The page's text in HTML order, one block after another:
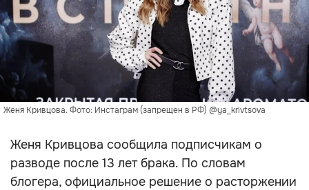
Женя Кривцова. Фото: Инстаграм (запрещен в РФ) @ya_krivtsova
Женя Кривцова сообщила подписчикам о
разводе после 13 лет брака. По словам
блогера, официальное решение о расторжении